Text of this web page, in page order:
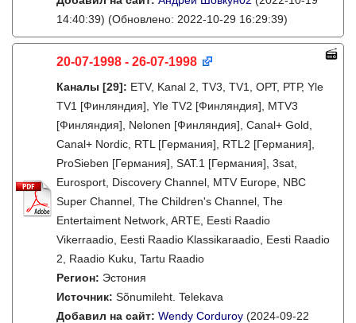
14:40:39) (Обновлено: 2022-10-29 16:29:39)
20-07-1998 - 26-07-1998
Каналы [29]: ETV, Kanal 2, TV3, TV1, ОРТ, РТР, Yle
TV1 [Финляндия], Yle TV2 [Финляндия], MTV3
[Финляндия], Nelonen [Финляндия], Canal+ Gold,
Canal+ Nordic, RTL [Германия], RTL2 [Германия],
ProSieben [Германия], SAT.1 [Германия], 3sat,
Eurosport, Discovery Channel, MTV Europe, NBC
Super Channel, The Children's Channel, The
Entertaiment Network, ARTE, Eesti Raadio
Vikerraadio, Eesti Raadio Klassikaraadio, Eesti Raadio
2, Raadio Kuku, Tartu Raadio
Регион: Эстония
Источник: Sõnumileht. Telekava
Добавил на сайт: Wendy Corduroy (2024-09-22